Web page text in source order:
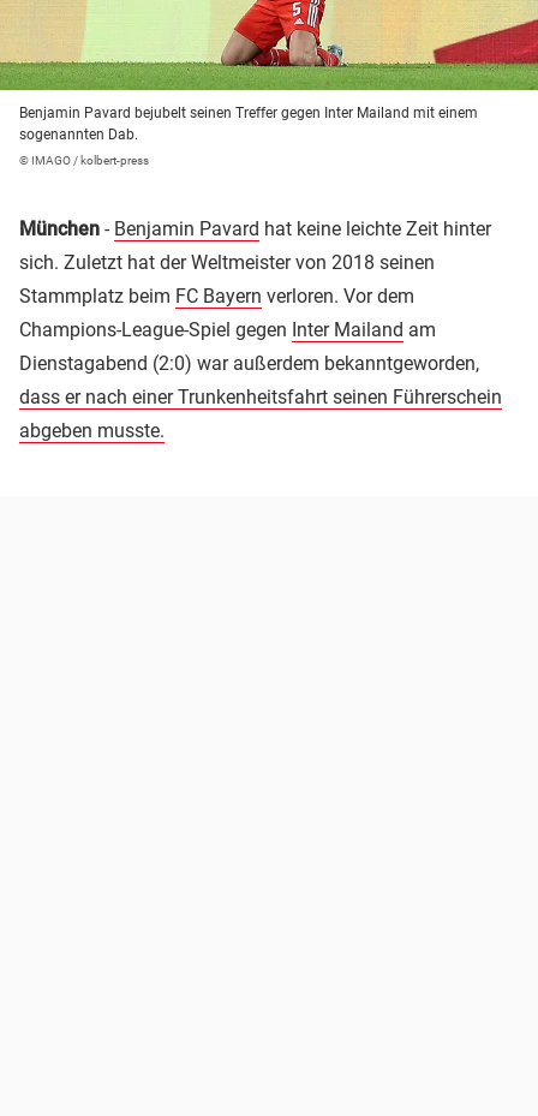
Benjamin Pavard bejubelt seinen Treffer gegen Inter Mailand mit einem
sogenannten Dab.
© IMAGO / kolbert-press
München - Benjamin Pavard hat keine leichte Zeit hinter
sich. Zuletzt hat der Weltmeister von 2018 seinen
Stammplatz beim FC Bayern verloren. Vor dem
Champions-League-Spiel gegen Inter Mailand am
Dienstagabend (2:0) war außerdem bekanntgeworden,
dass er nach einer Trunkenheitsfahrt seinen Führerschein
abgeben musste.